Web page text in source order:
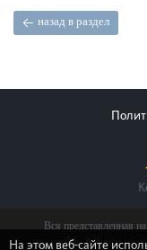
назад в раздел
Вся представленная
продуктов, наличия на
На этом веб-сайте